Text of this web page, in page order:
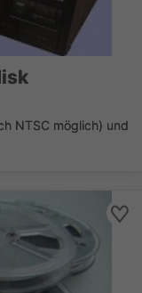
NTSC möglich) und